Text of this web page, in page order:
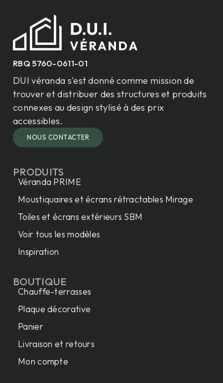
RBQ 5760-0611-01
DUI véranda s'est donné comme mission de
trouver et distribuer des structures et produits
connexes au design stylisé à des prix
accessibles.
NOUS CONTACTER
PRODUITS
Véranda PRIME
Moustiquaires et écrans rétractables Mirage
Toiles et écrans extérieurs SBM
Voir tous les modèles
Inspiration
BOUTIQUE
Chauffe-terrasses
Plaque décorative
Panier
Livraison et retours
Mon compte